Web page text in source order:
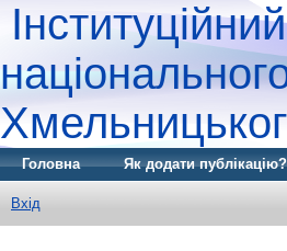
Головна Як додати публікацію?
Вхід